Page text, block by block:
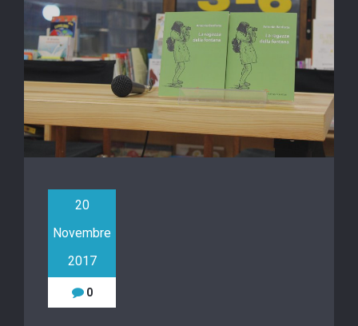
20
Novembre
2017
0